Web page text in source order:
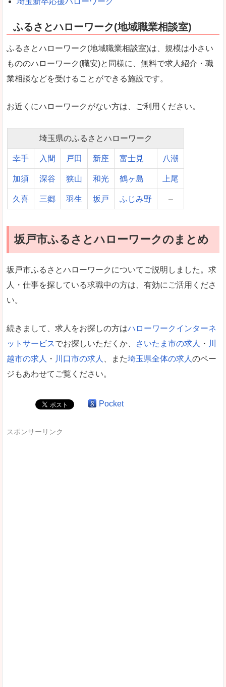
ふるさとハローワーク(地域職業相談室)
ふるさとハローワーク(地域職業相談室)は、規模は小さい
もののハローワーク(職安)と同様に、無料で求人紹介・職
業相談などを受けることができる施設です。
お近くにハローワークがない方は、ご利用ください。
埼玉県のふるさとハローワーク
幸手 入間 戸田 新座 富士見 八潮
加須 深谷 狭山 和光 鶴ヶ島 上尾
久喜 三郷 羽生 坂戸 ふじみ野 –
坂戸市ふるさとハローワークのまとめ
坂戸市ふるさとハローワークについてご説明しました。求
人・仕事を探している求職中の方は、有効にご活用くださ
い。
続きまして、求人をお探しの方はハローワークインターネ
ットサービスでお探しいただくか、 さいたま市の求人 ・ 川
越市の求人
・ 川口市の求人 、また埼玉県全体の求人 のペー
ジもあわせてご覧ください。
Pocket
スポンサーリンク